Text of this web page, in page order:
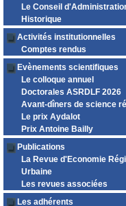
Le Conseil
Historique
Activités institutionnelles
Comptes rendus
Evènements scientifiques
Le colloque annuel
Doctorales ASRDLF 2026
Avant-dîners de science
Le prix Aydalot
Prix Antoine Bailly
Publications
La Revue d'Economie
Urbaine
Les revues associées
Les adhérents